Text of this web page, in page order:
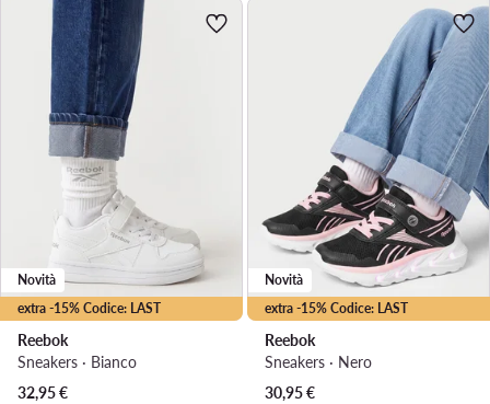
extra -15% Codice: LAST
Novità
Reebok
Sneakers · Bianco
32,95€
extra -15% Codice: LAST
Novità
Reebok
Sneakers · Nero
30,95€